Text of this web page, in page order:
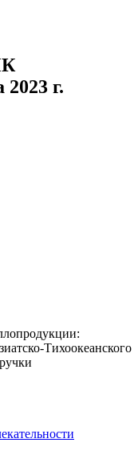
г.
Тихоокеанского